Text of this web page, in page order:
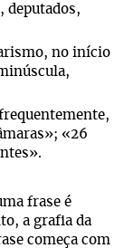
deputados,
no início
«26
frase é
a grafia da
começa com